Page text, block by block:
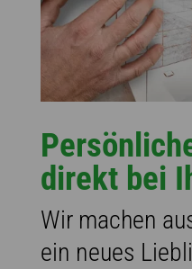
direkt bei
Wir machen
ein neues